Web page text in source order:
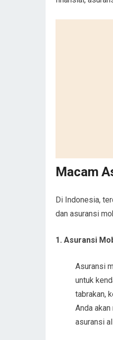
Macam
Di Indonesia,
dan asuransi
1. Asuransi
Asuransi
untuk
tabrakan,
Anda
asuransi